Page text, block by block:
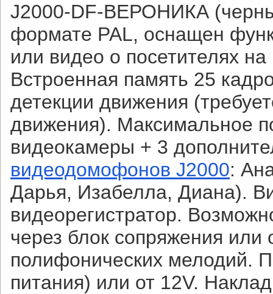
J2000-DF-ВЕРОНИКА
формате PAL, оснащен
или видео о посетителях
Встроенная память 25
детекции движения
движения). Максимальное
видеокамеры + 3
видеодомофонов J2000:
Дарья, Изабелла, Диана).
видеорегистратор.
через блок сопряжения
полифонических мелодий.
питания) или от 12V.